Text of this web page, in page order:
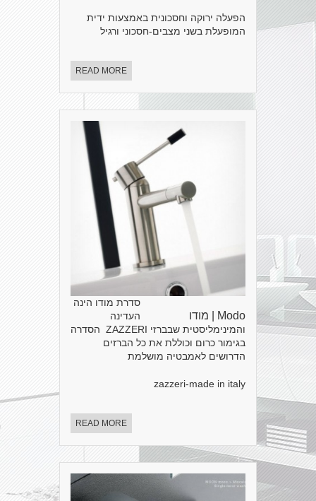
הפעלה ירוקה וחסכונית באמצעות ידית
המופעלת בשני מצבים-חסכוני ורגיל
READ MORE
Modo | מודו
סדרת מודו הינה
העדינה
והמינימליסטית שבברזי ZAZZERI הסדרה
בגימור כרום וכוללת את כל הברזים
הדרושים לאמבטיה מושלמת
zazzeri-made in italy
READ MORE